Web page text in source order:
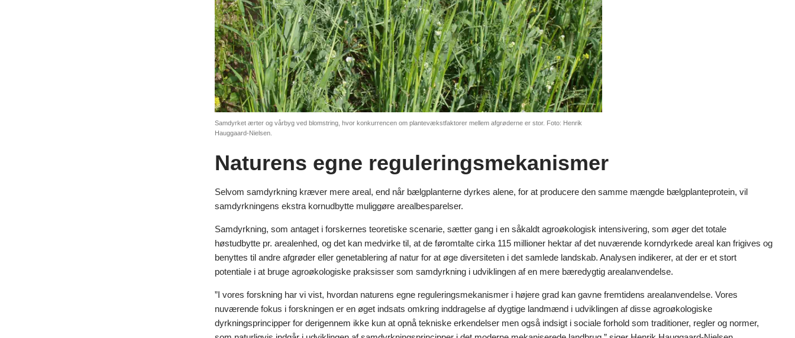
Samdyrket ærter og vårbyg ved blomstring, hvor konkurrencen om plantevækstfaktorer mellem afgrøderne er stor. Foto: Henrik
Hauggaard-Nielsen.
Naturens egne reguleringsmekanismer
Selvom samdyrkning kræver mere areal, end når bælgplanterne dyrkes alene, for at producere den samme mængde bælgplanteprotein, vil
samdyrkningens ekstra kornudbytte muliggøre arealbesparelser.
Samdyrkning, som antaget i forskernes teoretiske scenarie, sætter gang i en såkaldt agroøkologisk intensivering, som øger det totale
høstudbytte pr. arealenhed, og det kan medvirke til, at de føromtalte cirka 115 millioner hektar af det nuværende korndyrkede areal kan frigives og
benyttes til andre afgrøder eller genetablering af natur for at øge diversiteten i det samlede landskab. Analysen indikerer, at der er et stort
potentiale i at bruge agroøkologiske praksisser som samdyrkning i udviklingen af en mere bæredygtig arealanvendelse.
”I vores forskning har vi vist, hvordan naturens egne reguleringsmekanismer i højere grad kan gavne fremtidens arealanvendelse. Vores
nuværende fokus i forskningen er en øget indsats omkring inddragelse af dygtige landmænd i udviklingen af disse agroøkologiske
dyrkningsprincipper for derigennem ikke kun at opnå tekniske erkendelser men også indsigt i sociale forhold som traditioner, regler og normer,